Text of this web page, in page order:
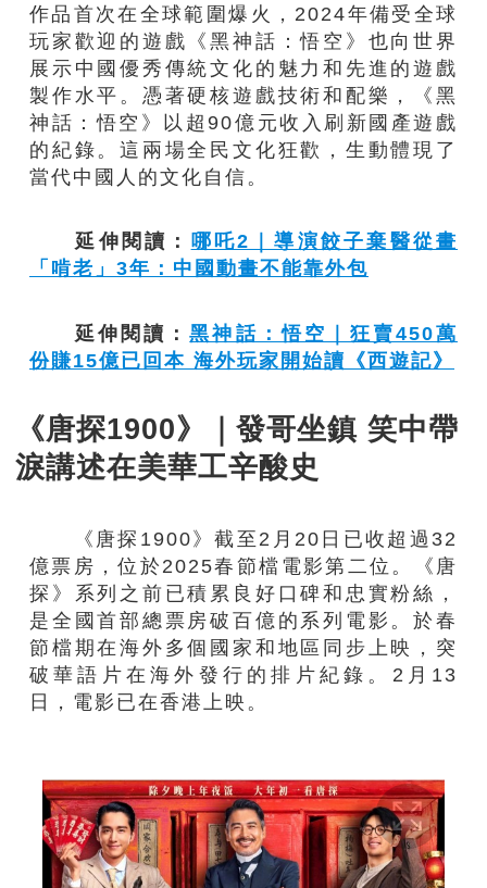
作品首次在全球範圍爆火，2024年備受全球
玩家歡迎的遊戲《黑神話：悟空》也向世界
展示中國優秀傳統文化的魅力和先進的遊戲
製作水平。憑著硬核遊戲技術和配樂，《黑
神話：悟空》以超90億元收入刷新國產遊戲
的紀錄。這兩場全民文化狂歡，生動體現了
當代中國人的文化自信。
延伸閱讀： 哪吒2｜導演餃子棄醫從畫
「啃老」3年：中國動畫不能靠外包
延伸閱讀：黑神話：悟空｜狂賣450萬
份賺15億已回本 海外玩家開始讀《西遊記》
《唐探1900》｜發哥坐鎮 笑中帶
淚講述在美華工辛酸史
《唐探1900》截至2月20日已收超過32
億票房，位於2025春節檔電影第二位。《唐
探》系列之前已積累良好口碑和忠實粉絲，
是全國首部總票房破百億的系列電影。於春
節檔期在海外多個國家和地區同步上映，突
破華語片在海外發行的排片紀錄。2月13
日，電影已在香港上映。